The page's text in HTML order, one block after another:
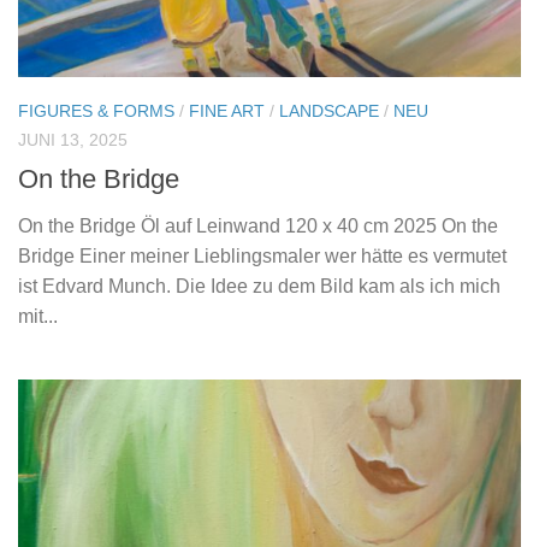
FIGURES & FORMS / FINE ART / LANDSCAPE / NEU
JUNI 13, 2025
On the Bridge
On the Bridge Öl auf Leinwand 120 x 40 cm 2025 On the
Bridge Einer meiner Lieblingsmaler wer hätte es vermutet
ist Edvard Munch. Die Idee zu dem Bild kam als ich mich
mit...